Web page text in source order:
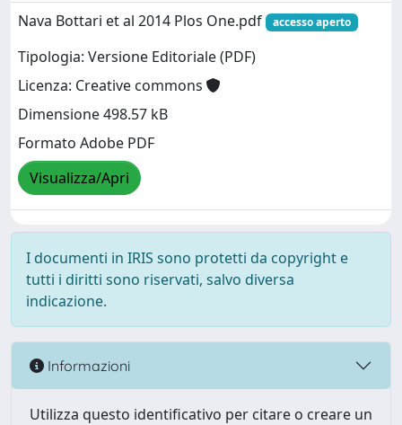
Nava Bottari et al 2014 Plos One.pdf
accesso aperto
Tipologia: Versione Editoriale (PDF)
Licenza: Creative commons
Dimensione 498.57 kB
Formato Adobe PDF
Visualizza/Apri
I documenti in IRIS sono protetti da copyright e
tutti i diritti sono riservati, salvo diversa
indicazione.
Informazioni
Utilizza questo identificativo per citare o creare un